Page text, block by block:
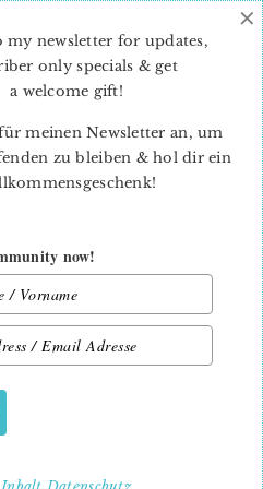
my newsletter for updates,
only specials & get
a welcome gift!
meinen Newsletter an, um
zu bleiben & hol dir ein
now!
×